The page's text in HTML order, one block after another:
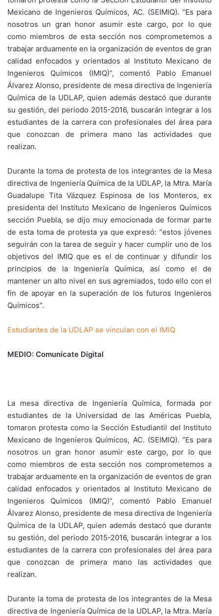
Mexicano de Ingenieros Químicos, AC. (SEIMIQ). “Es para
nosotros un gran honor asumir este cargo, por lo que
como miembros de esta sección nos comprometemos a
trabajar arduamente en la organización de eventos de gran
calidad enfocados y orientados al Instituto Mexicano de
Ingenieros Químicos (IMIQ)”, comentó Pablo Emanuel
Álvarez Alonso, presidente de mesa directiva de Ingeniería
Química de la UDLAP, quien además destacó que durante
su gestión, del periodo 2015-2016, buscarán integrar a los
estudiantes de la carrera con profesionales del área para
que conozcan de primera mano las actividades que
realizan.
Durante la toma de protesta de los integrantes de la Mesa
directiva de Ingeniería Química de la UDLAP, la Mtra. María
Guadalupe Tita Vázquez Espinosa de los Monteros, ex
presidenta del Instituto Mexicano de Ingenieros Químicos
sección Puebla, se dijo muy emocionada de formar parte
de esta toma de protesta ya que expresó: “estos jóvenes
seguirán con la tarea de seguir y hacer cumplir uno de los
objetivos del IMIQ que es el de continuar y difundir los
principios de la Ingeniería Química, así como el de
mantener un alto nivel en sus agremiados, todo ello con el
fin de apoyar en la superación de los futuros Ingenieros
Químicos”.
Estudiantes de la UDLAP se vinculan con el IMIQ
MEDIO: Comunícate Digital
La mesa directiva de Ingeniería Química, formada por
estudiantes de la Universidad de las Américas Puebla,
tomaron protesta como la Sección Estudiantil del Instituto
Mexicano de Ingenieros Químicos, AC. (SEIMIQ). “Es para
nosotros un gran honor asumir este cargo, por lo que
como miembros de esta sección nos comprometemos a
trabajar arduamente en la organización de eventos de gran
calidad enfocados y orientados al Instituto Mexicano de
Ingenieros Químicos (IMIQ)”, comentó Pablo Emanuel
Álvarez Alonso, presidente de mesa directiva de Ingeniería
Química de la UDLAP, quien además destacó que durante
su gestión, del periodo 2015-2016, buscarán integrar a los
estudiantes de la carrera con profesionales del área para
que conozcan de primera mano las actividades que
realizan.
Durante la toma de protesta de los integrantes de la Mesa
directiva de Ingeniería Química de la UDLAP, la Mtra. María